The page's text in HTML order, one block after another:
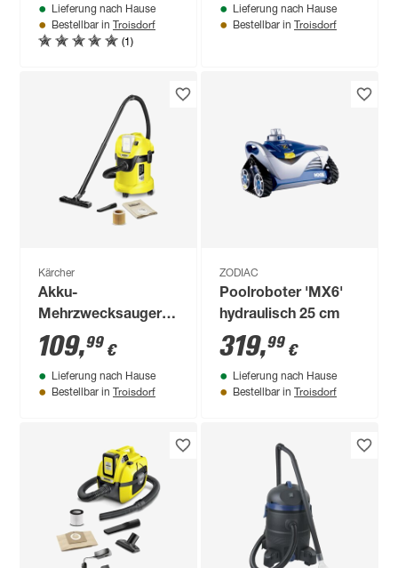
Lieferung nach Hause
Bestellbar in Troisdorf
(1)
Lieferung nach Hause
Bestellbar in Troisdorf
Kärcher
Akku-
Mehrzwecksauger
'WD 3 Battery'
109,99 €
Lieferung nach Hause
Bestellbar in Troisdorf
ZODIAC
Poolroboter 'MX6'
hydraulisch 25 cm
319,99 €
Lieferung nach Hause
Bestellbar in Troisdorf